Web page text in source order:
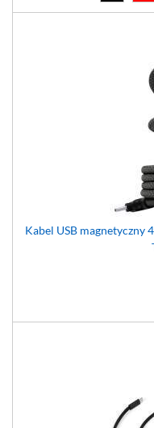
Kabel USB magnetyczny